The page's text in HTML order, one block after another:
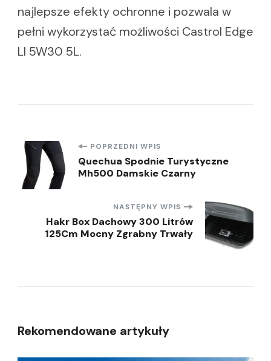
najlepsze efekty ochronne i pozwala w
pełni wykorzystać możliwości Castrol Edge
Ll 5W30 5L.
Nawigacja
wpisu
POPRZEDNI WPIS
Quechua Spodnie Turystyczne
Mh500 Damskie Czarny
NASTĘPNY WPIS
Hakr Box Dachowy 300 Litrów
125Cm Mocny Zgrabny Trwały
Rekomendowane artykuły